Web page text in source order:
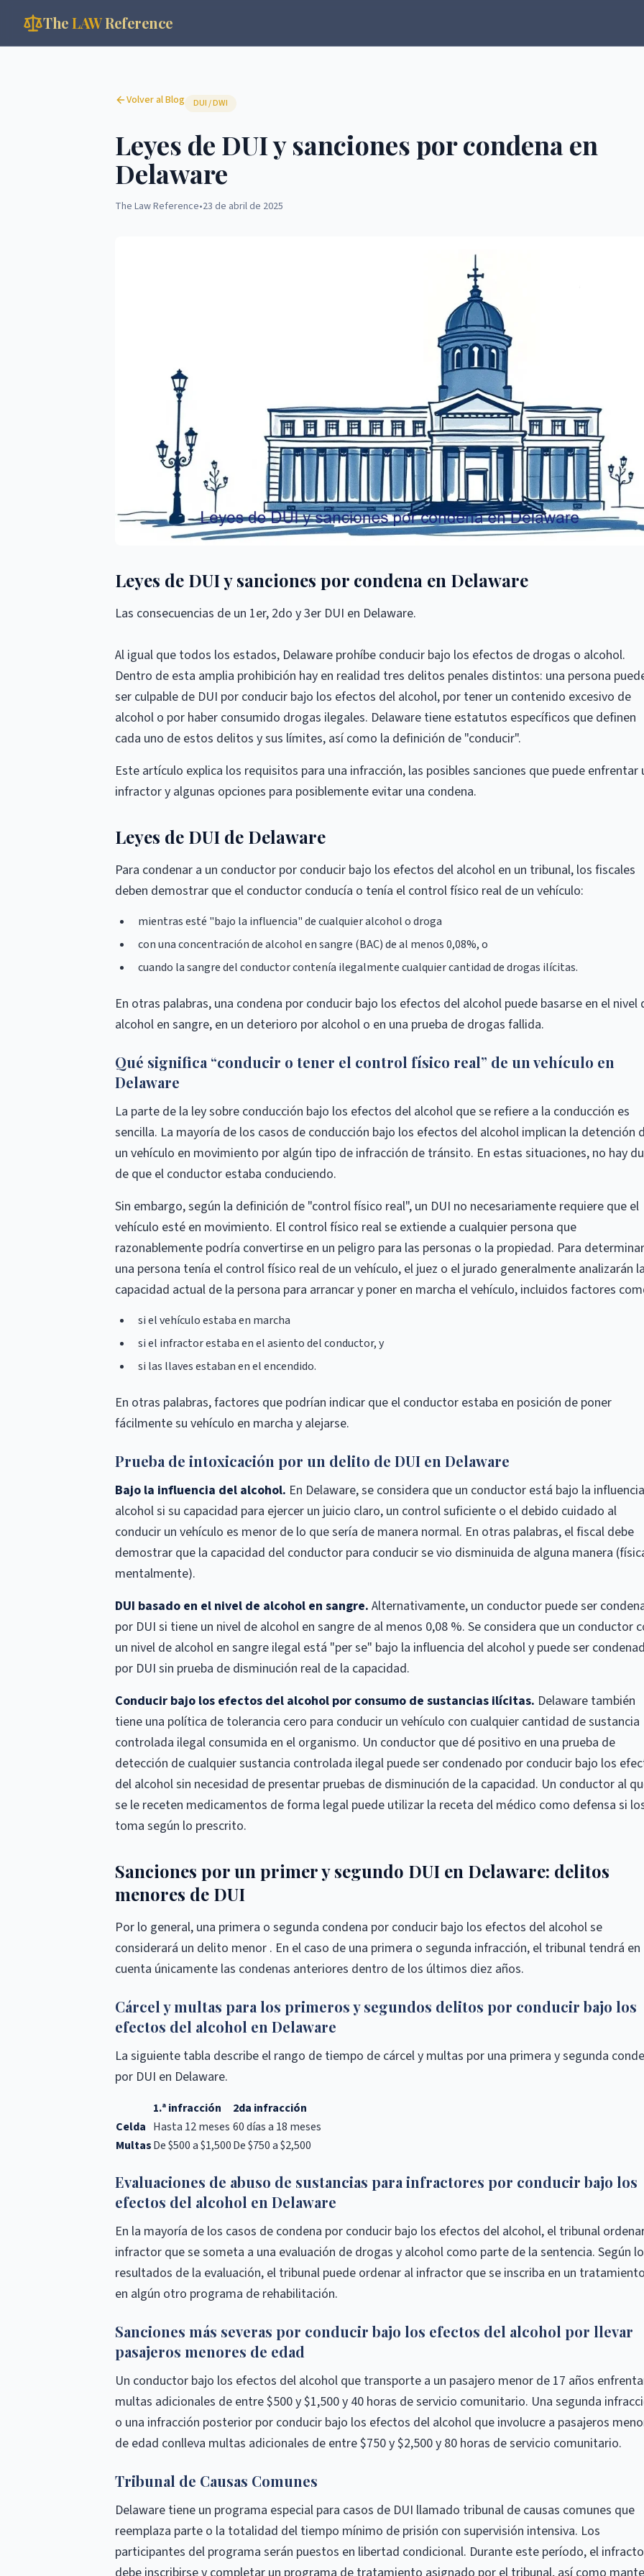
TheLAWReference
Volver al Blog DUI / DWI
Leyes de DUI y sanciones por condena en
Delaware
The Law Reference•23 de abril de 2025
Leyes de DUI y sanciones por condena en Delaware
Las consecuencias de un 1er, 2do y 3er DUI en Delaware.
Al igual que todos los estados, Delaware prohíbe conducir bajo los efectos de drogas o alcohol.
Dentro de esta amplia prohibición hay en realidad tres delitos penales distintos: una persona
ser culpable de DUI por conducir bajo los efectos del alcohol, por tener un contenido excesivo de
alcohol o por haber consumido drogas ilegales. Delaware tiene estatutos específicos que definen
cada uno de estos delitos y sus límites, así como la definición de "conducir".
Este artículo explica los requisitos para una infracción, las posibles sanciones que puede enfrentar
infractor y algunas opciones para posiblemente evitar una condena.
Leyes de DUI de Delaware
Para condenar a un conductor por conducir bajo los efectos del alcohol en un tribunal, los fiscales
deben demostrar que el conductor conducía o tenía el control físico real de un vehículo:
mientras esté "bajo la influencia" de cualquier alcohol o droga
con una concentración de alcohol en sangre (BAC) de al menos 0,08%, o
cuando la sangre del conductor contenía ilegalmente cualquier cantidad de drogas ilícitas.
En otras palabras, una condena por conducir bajo los efectos del alcohol puede basarse en el nivel
alcohol en sangre, en un deterioro por alcohol o en una prueba de drogas fallida.
Qué significa “conducir o tener el control físico real” de un vehículo en
Delaware
La parte de la ley sobre conducción bajo los efectos del alcohol que se refiere a la conducción es
sencilla. La mayoría de los casos de conducción bajo los efectos del alcohol implican la detención
un vehículo en movimiento por algún tipo de infracción de tránsito. En estas situaciones, no hay
de que el conductor estaba conduciendo.
Sin embargo, según la definición de "control físico real", un DUI no necesariamente requiere que el
vehículo esté en movimiento. El control físico real se extiende a cualquier persona que
razonablemente podría convertirse en un peligro para las personas o la propiedad. Para
una persona tenía el control físico real de un vehículo, el juez o el jurado generalmente analizarán la
capacidad actual de la persona para arrancar y poner en marcha el vehículo, incluidos factores
si el vehículo estaba en marcha
si el infractor estaba en el asiento del conductor, y
si las llaves estaban en el encendido.
En otras palabras, factores que podrían indicar que el conductor estaba en posición de poner
fácilmente su vehículo en marcha y alejarse.
Prueba de intoxicación por un delito de DUI en Delaware
Bajo la influencia del alcohol. En Delaware, se considera que un conductor está bajo la
alcohol si su capacidad para ejercer un juicio claro, un control suficiente o el debido cuidado al
conducir un vehículo es menor de lo que sería de manera normal. En otras palabras, el fiscal debe
demostrar que la capacidad del conductor para conducir se vio disminuida de alguna manera
mentalmente).
DUI basado en el nivel de alcohol en sangre. Alternativamente, un conductor puede ser
por DUI si tiene un nivel de alcohol en sangre de al menos 0,08 %. Se considera que un conductor
un nivel de alcohol en sangre ilegal está "per se" bajo la influencia del alcohol y puede ser
por DUI sin prueba de disminución real de la capacidad.
Conducir bajo los efectos del alcohol por consumo de sustancias ilícitas. Delaware también
tiene una política de tolerancia cero para conducir un vehículo con cualquier cantidad de sustancia
controlada ilegal consumida en el organismo. Un conductor que dé positivo en una prueba de
detección de cualquier sustancia controlada ilegal puede ser condenado por conducir bajo los
del alcohol sin necesidad de presentar pruebas de disminución de la capacidad. Un conductor al
se le receten medicamentos de forma legal puede utilizar la receta del médico como defensa si
toma según lo prescrito.
Sanciones por un primer y segundo DUI en Delaware: delitos
menores de DUI
Por lo general, una primera o segunda condena por conducir bajo los efectos del alcohol se
considerará un delito menor . En el caso de una primera o segunda infracción, el tribunal tendrá en
cuenta únicamente las condenas anteriores dentro de los últimos diez años.
Cárcel y multas para los primeros y segundos delitos por conducir bajo los
efectos del alcohol en Delaware
La siguiente tabla describe el rango de tiempo de cárcel y multas por una primera y segunda
por DUI en Delaware.
1.ª infracción
2da infracción
Celda Hasta 12 meses 60 días a 18 meses
MultasDe $500 a $1,500De $750 a $2,500
Evaluaciones de abuso de sustancias para infractores por conducir bajo los
efectos del alcohol en Delaware
En la mayoría de los casos de condena por conducir bajo los efectos del alcohol, el tribunal
infractor que se someta a una evaluación de drogas y alcohol como parte de la sentencia. Según
resultados de la evaluación, el tribunal puede ordenar al infractor que se inscriba en un
en algún otro programa de rehabilitación.
Sanciones más severas por conducir bajo los efectos del alcohol por llevar
pasajeros menores de edad
Un conductor bajo los efectos del alcohol que transporte a un pasajero menor de 17 años
multas adicionales de entre $500 y $1,500 y 40 horas de servicio comunitario. Una segunda
o una infracción posterior por conducir bajo los efectos del alcohol que involucre a pasajeros
de edad conlleva multas adicionales de entre $750 y $2,500 y 80 horas de servicio comunitario.
Tribunal de Causas Comunes
Delaware tiene un programa especial para casos de DUI llamado tribunal de causas comunes que
reemplaza parte o la totalidad del tiempo mínimo de prisión con supervisión intensiva. Los
participantes del programa serán puestos en libertad condicional. Durante este período, el